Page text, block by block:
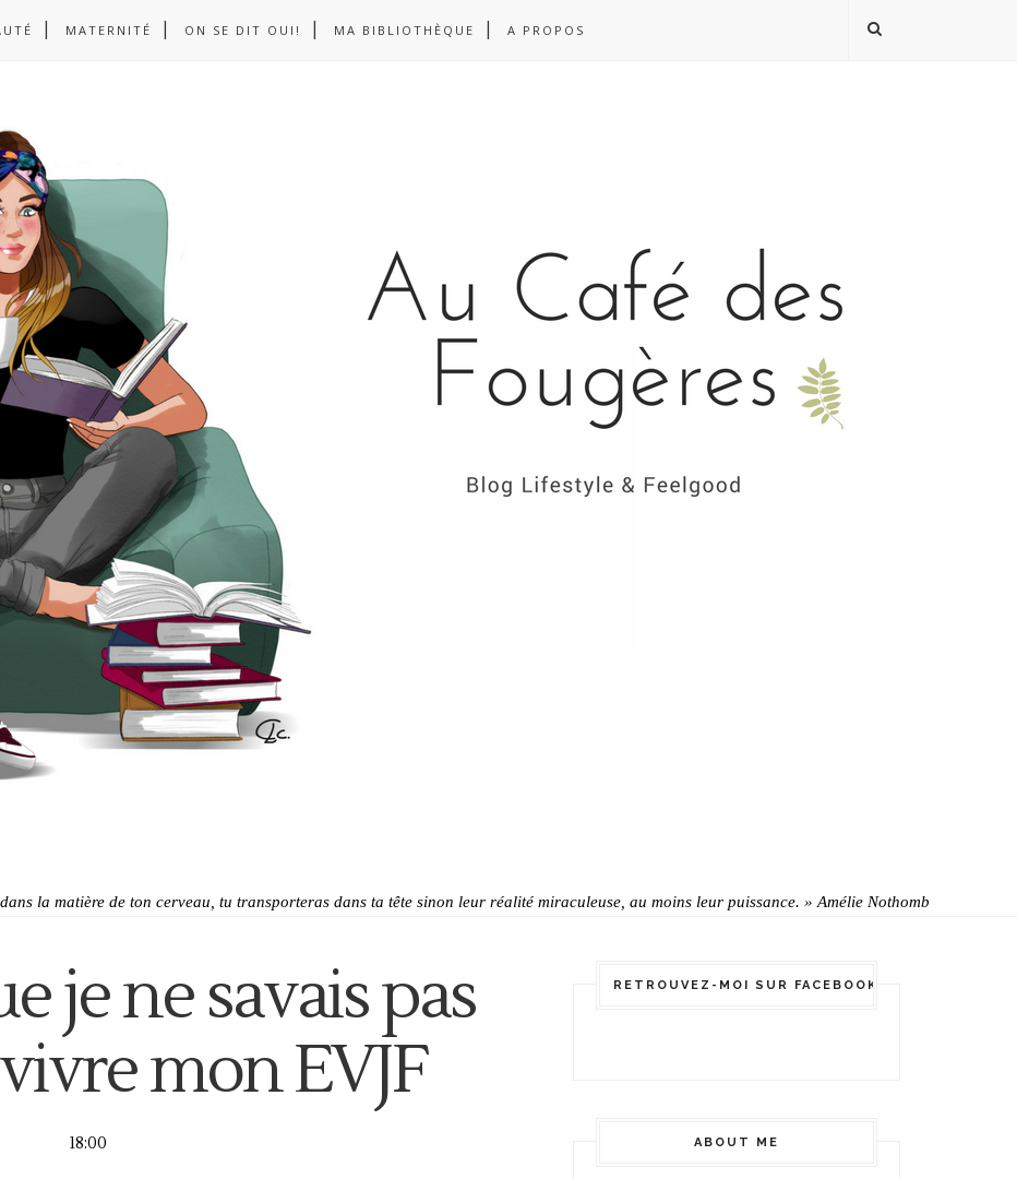
MATERNITÉ ON SE DIT OUI! MA BIBLIOTHÈQUE A PROPOS
la matière de ton cerveau, tu transporteras dans ta tête sinon leur réalité miraculeuse, au moins leur puissance. » Amélie Nothomb
je ne savais pas
mon EVJF
18:00
RETROUVEZ-MOI SUR FACEBOOK!
ABOUT ME